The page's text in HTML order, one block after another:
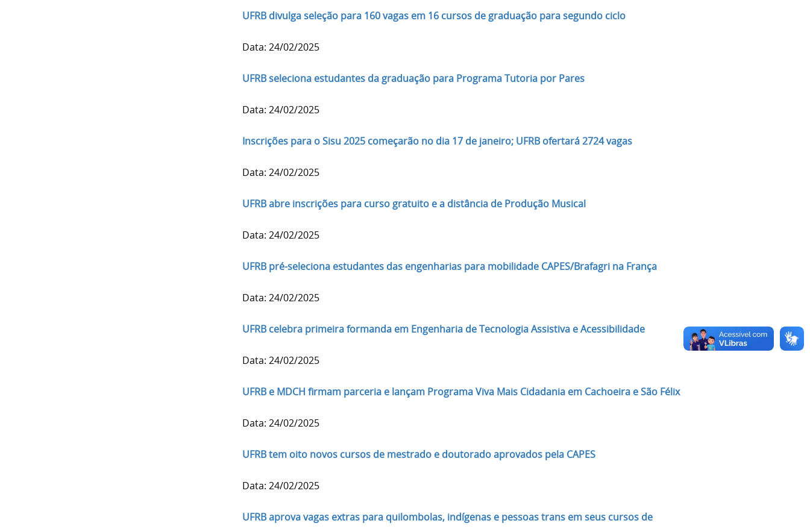
UFRB divulga seleção para 160 vagas em 16 cursos de graduação para segundo ciclo
Data: 24/02/2025
UFRB seleciona estudantes da graduação para Programa Tutoria por Pares
Data: 24/02/2025
Inscrições para o Sisu 2025 começarão no dia 17 de janeiro; UFRB ofertará 2724 vagas
Data: 24/02/2025
UFRB abre inscrições para curso gratuito e a distância de Produção Musical
Data: 24/02/2025
UFRB pré-seleciona estudantes das engenharias para mobilidade CAPES/Brafagri na França
Data: 24/02/2025
UFRB celebra primeira formanda em Engenharia de Tecnologia Assistiva e Acessibilidade
Data: 24/02/2025
UFRB e MDCH firmam parceria e lançam Programa Viva Mais Cidadania em Cachoeira e São Félix
Data: 24/02/2025
UFRB tem oito novos cursos de mestrado e doutorado aprovados pela CAPES
Data: 24/02/2025
UFRB aprova vagas extras para quilombolas, indígenas e pessoas trans em seus cursos de